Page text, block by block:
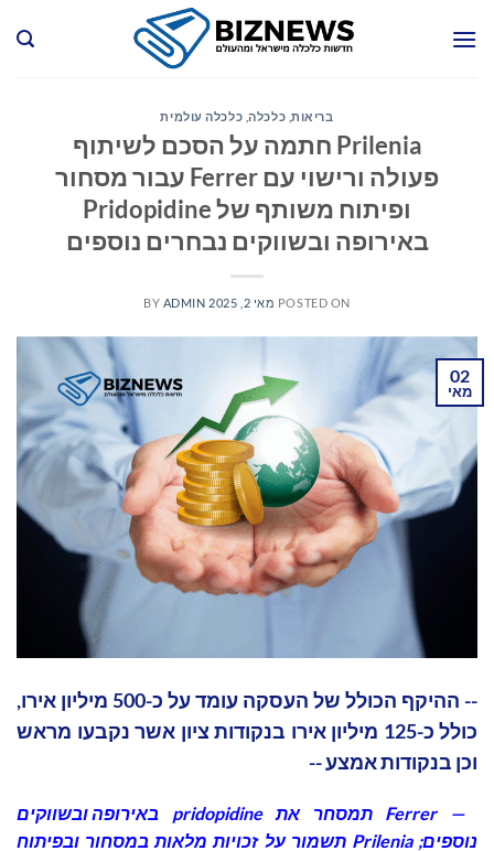
בריאות, כלכלה, כלכלה עולמית
Prilenia חתמה על הסכם לשיתוף
פעולה ורישוי עם Ferrer עבור מסחור
ופיתוח משותף של Pridopidine
באירופה ובשווקים נבחרים נוספים
POSTED ON מאי 2, 2025 BY ADMIN
02
מאי
-- ההיקף הכולל של העסקה עומד על כ-500 מיליון אירו,
כולל כ-125 מיליון אירו בנקודות ציון אשר נקבעו מראש
וכן בנקודות אמצע --
—
Ferrer תמסחר את pridopidine באירופהובשווקים
נוספים;
Prilenia תשמור על זכויות מלאות במסחור ובפיתוח